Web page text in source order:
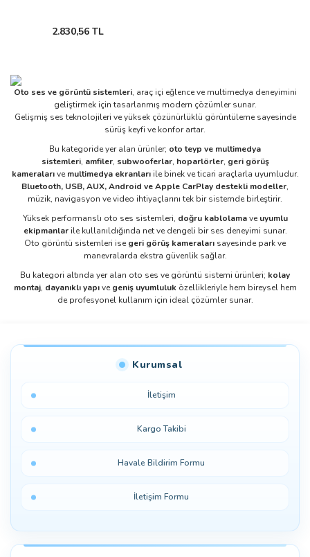
2.830,56 TL
Oto ses ve görüntü sistemleri, araç içi eğlence ve multimedya deneyimini
geliştirmek için tasarlanmış modern çözümler sunar.
Gelişmiş ses teknolojileri ve yüksek çözünürlüklü görüntüleme sayesinde
sürüş keyfi ve konfor artar.
Bu kategoride yer alan ürünler; oto teyp ve multimedya
sistemleri, amfiler, subwooferlar, hoparlörler, geri görüş
kameralarıve multimedya ekranlarıile binek ve ticari araçlarla uyumludur.
Bluetooth, USB, AUX, Android ve Apple CarPlay destekli modeller,
müzik, navigasyon ve video ihtiyaçlarını tek bir sistemde birleştirir.
Yüksek performanslı oto ses sistemleri, doğru kablolamave uyumlu
ekipmanlarile kullanıldığında net ve dengeli bir ses deneyimi sunar.
Oto görüntü sistemleri ise geri görüş kameraları sayesinde park ve
manevralarda ekstra güvenlik sağlar.
Bu kategori altında yer alan oto ses ve görüntü sistemi ürünleri; kolay
montaj, dayanıklı yapıve geniş uyumluluközellikleriyle hem bireysel hem
de profesyonel kullanım için ideal çözümler sunar.
Kurumsal
İletişim
Kargo Takibi
Havale Bildirim Formu
İletişim Formu